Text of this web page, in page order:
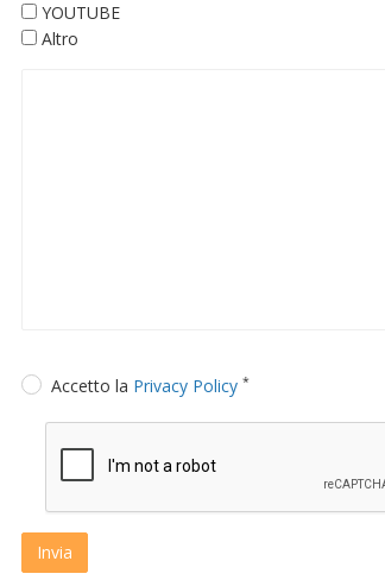
YOUTUBE
Altro
Accetto la Privacy Policy *
Invia